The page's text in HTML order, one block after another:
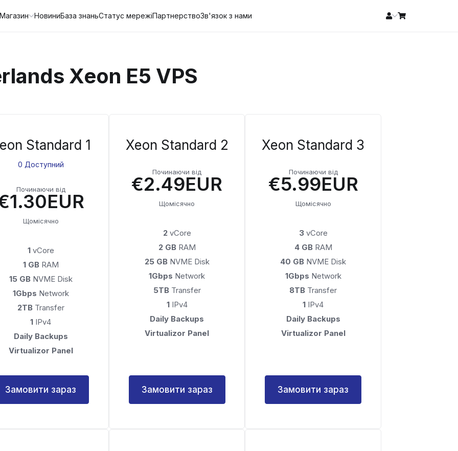
Магазин НовиниБаза знаньСтатус мережіПартнерствоЗв'язок з нами
Xeon E5 VPS
Standard 1
0 Доступний
Починаючи від
Щомісячно
1vCore
1 GB RAM
15 GBNVME Disk
1Gbps Network
2TBTransfer
1 IPv4
Daily Backups
Virtualizor Panel
Замовити зараз
Xeon Standard 2
Починаючи від
€2.49EUR
Щомісячно
2vCore
2 GB RAM
25 GBNVME Disk
1Gbps Network
5TBTransfer
1IPv4
Daily Backups
Virtualizor Panel
Замовити зараз
Xeon Standard 3
Починаючи від
€5.99EUR
Щомісячно
3vCore
4 GB RAM
40 GB NVME Disk
1Gbps Network
8TB Transfer
1 IPv4
Daily Backups
Virtualizor Panel
Замовити зараз